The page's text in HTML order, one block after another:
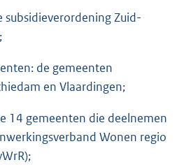
subsidieverordening Zuid-
de gemeenten
en Vlaardingen;
14 gemeenten die deelnemen
Wonen regio